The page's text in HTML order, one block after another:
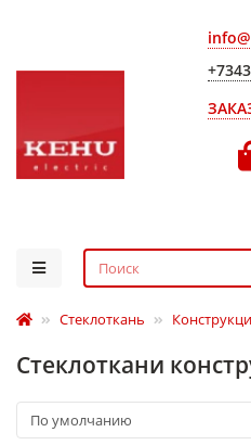
Стеклоткань
Стеклоткани